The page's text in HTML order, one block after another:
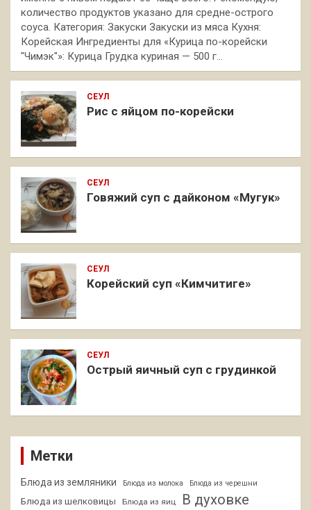
количество продуктов указано для средне-острого
соуса. Категория: Закуски Закуски из мяса Кухня:
Корейская Ингредиенты для «Курица по-корейски
"Чимэк"»: Курица Грудка куриная — 500 г…
СЕУЛ
Рис с яйцом по-корейски
СЕУЛ
Говяжий суп с дайконом «Мугук»
СЕУЛ
Корейский суп «Кимчитиге»
СЕУЛ
Острый яичный суп с грудинкой
Метки
Блюда из земляники Блюда из молока Блюда из черешни
Блюда из шелковицы Блюда из яиц В духовке